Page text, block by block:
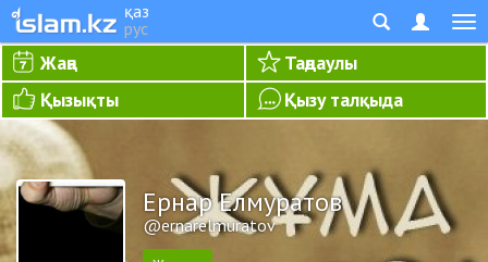
қаз
рус
Жаңа
Таңдаулы
Қызықты
Қызу талқыда
Ернар Елмуратов
@ernarelmuratov